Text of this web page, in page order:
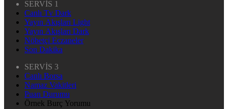
SERVİS 1
Canlı Tv Dark
Yayın Akışları Light
Yayın Akışları Dark
Nöbetçi Eczaneler
Son Dakika
SERVİS 3
Canlı Borsa
Namaz Vakitleri
Puan Durumu
Örnek Burç Yorumu